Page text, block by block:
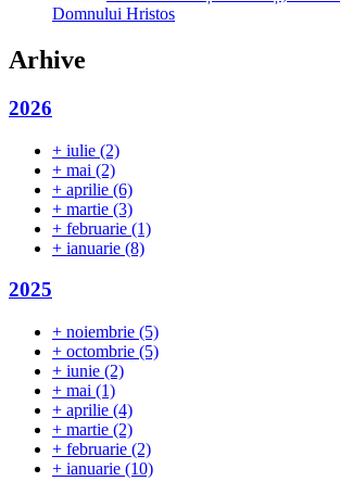
Domnului Hristos
Arhive
2026
+ iulie (2)
+ mai (2)
+ aprilie (6)
+ martie (3)
+ februarie (1)
+ ianuarie (8)
2025
+ noiembrie (5)
+ octombrie (5)
+ iunie (2)
+ mai (1)
+ aprilie (4)
+ martie (2)
+ februarie (2)
+ ianuarie (10)